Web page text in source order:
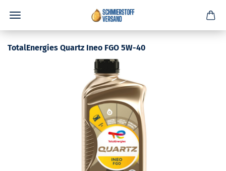
TotalEnergies Quartz Ineo FGO 5W-40